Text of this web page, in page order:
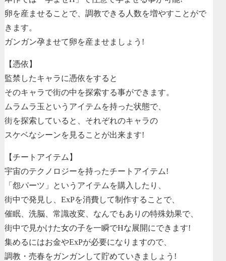
卵を産ませることで、調教できる人数を増やすことがで
きます。
ガンガン孕ませて卵を産ませましょう!
【憑依】
監禁したキャラに憑依をすると
そのキャラで街の中を探索する事ができます。
ムラムラ玉というアイテムを持った状態で、
街を探索していると、それぞれのキャラの
スケベなシーンを見ることが出来ます!
【チートアイテム】
宇宙のテクノロジーを持ったチートアイテム!
「怨パーツ」というアイテムを購入したり、
街中で発見し、ExPを消費して制作することで、
催眠、洗脳、常識改変、なんでもありの特殊効果で、
街中で見かけた女の子を一瞬でHな展開にできます!
集めるにはお金やExPが必要になりますので、
調教・売春をガンガンして貯めていきましょう!